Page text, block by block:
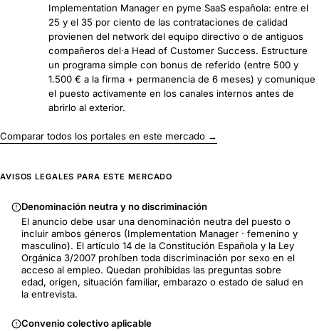
Implementation Manager en pyme SaaS española: entre el
25 y el 35 por ciento de las contrataciones de calidad
provienen del network del equipo directivo o de antiguos
compañeros del·a Head of Customer Success. Estructure
un programa simple con bonus de referido (entre 500 y
1.500 € a la firma + permanencia de 6 meses) y comunique
el puesto activamente en los canales internos antes de
abrirlo al exterior.
Comparar todos los portales en este mercado →
AVISOS LEGALES PARA ESTE MERCADO
Denominación neutra y no discriminación
El anuncio debe usar una denominación neutra del puesto o
incluir ambos géneros (Implementation Manager · femenino y
masculino). El artículo 14 de la Constitución Española y la Ley
Orgánica 3/2007 prohíben toda discriminación por sexo en el
acceso al empleo. Quedan prohibidas las preguntas sobre
edad, origen, situación familiar, embarazo o estado de salud en
la entrevista.
Convenio colectivo aplicable